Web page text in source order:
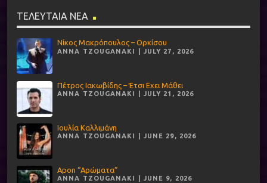
ΤΕΛΕΥΤΑΙΑ ΝΕΑ
Νίκος Μακρόπουλος – Ορκίσου
ANNA TZOUGANAKI | JULY 27, 2026
Πέτρος Ιακωβίδης – Έτσι Εχει Μάθει
ANNA TZOUGANAKI | JULY 21, 2026
Ιουλία Καλλιμάνη
ANNA TZOUGANAKI | JUNE 29, 2026
Apon “Αρώματα”
ANNA TZOUGANAKI | JUNE 9, 2026